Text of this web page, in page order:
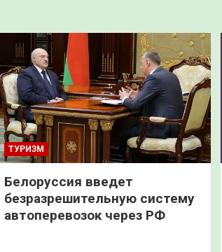
ТУРИЗМ
Белоруссия введет
безразрешительную систему
автоперевозок через РФ